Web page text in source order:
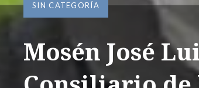
SIN CATEGORÍA
Mosén José